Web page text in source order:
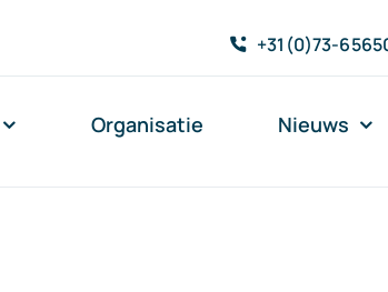
+31(0)73-
Organisatie Nieuws